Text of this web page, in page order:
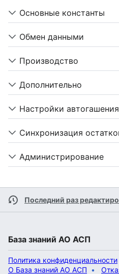
Основные константы
Обмен данными
Производство
Дополнительно
Настройки
Синхронизация
Администрирование
База знаний АО АСП
Политика конфиденциальности
О База знаний АО АСП